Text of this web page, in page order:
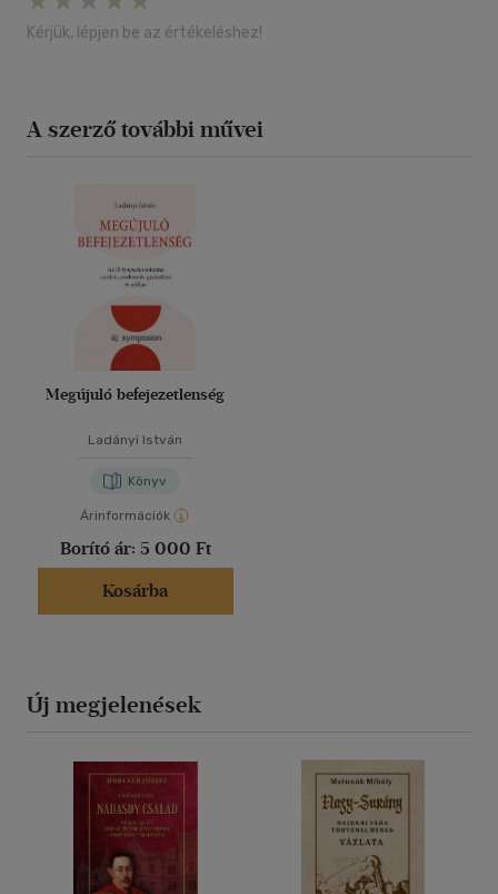
Kérjük, lépjen be az értékeléshez!
A szerző további művei
Megújuló befejezetlenség
Ladányi István
Könyv
Árinformációk
Borító ár: 5 000 Ft
Kosárba
Új megjelenések